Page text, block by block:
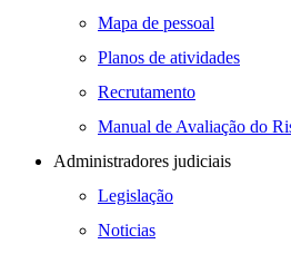
Mapa de pessoal
Planos de atividades
Recrutamento
Manual de Avaliação do
Administradores judiciais
Legislação
Noticias